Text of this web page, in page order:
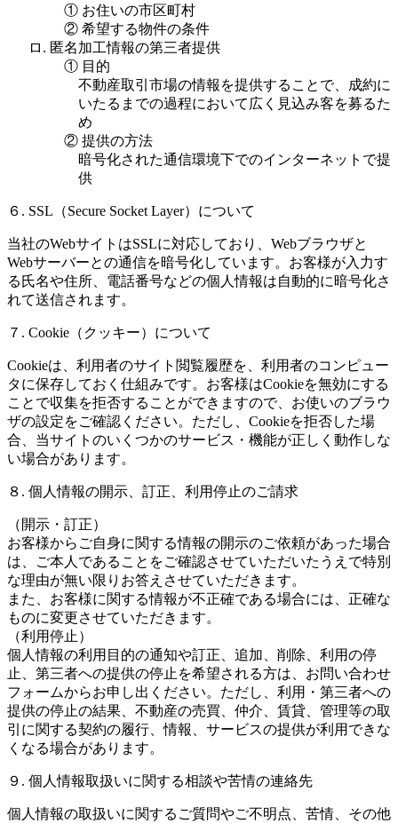
① お住いの市区町村
② 希望する物件の条件
ロ. 匿名加工情報の第三者提供
① 目的
不動産取引市場の情報を提供することで、成約に
いたるまでの過程において広く見込み客を募るた
め
② 提供の方法
暗号化された通信環境下でのインターネットで提
供
６. SSL（Secure Socket Layer）について
当社のWebサイトはSSLに対応しており、Webブラウザと
Webサーバーとの通信を暗号化しています。お客様が入力す
る氏名や住所、電話番号などの個人情報は自動的に暗号化さ
れて送信されます。
７. Cookie（クッキー）について
Cookieは、利用者のサイト閲覧履歴を、利用者のコンピュー
タに保存しておく仕組みです。お客様はCookieを無効にする
ことで収集を拒否することができますので、お使いのブラウ
ザの設定をご確認ください。ただし、Cookieを拒否した場
合、当サイトのいくつかのサービス・機能が正しく動作しな
い場合があります。
８. 個人情報の開示、訂正、利用停止のご請求
（開示・訂正）
お客様からご自身に関する情報の開示のご依頼があった場合
は、ご本人であることをご確認させていただいたうえで特別
な理由が無い限りお答えさせていただきます。
また、お客様に関する情報が不正確である場合には、正確な
ものに変更させていただきます。
（利用停止）
個人情報の利用目的の通知や訂正、追加、削除、利用の停
止、第三者への提供の停止を希望される方は、お問い合わせ
フォームからお申し出ください。ただし、利用・第三者への
提供の停止の結果、不動産の売買、仲介、賃貸、管理等の取
引に関する契約の履行、情報、サービスの提供が利用できな
くなる場合があります。
９. 個人情報取扱いに関する相談や苦情の連絡先
個人情報の取扱いに関するご質問やご不明点、苦情、その他